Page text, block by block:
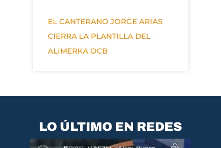
EL CANTERANO JORGE ARIAS
CIERRA LA PLANTILLA DEL
ALIMERKA OCB
LO ÚLTIMO EN REDES